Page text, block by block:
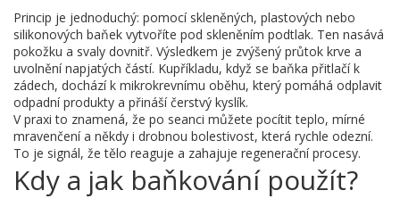
Princip je jednoduchý: pomocí skleněných, plastových nebo
silikonových baňek vytvoříte pod skleněním podtlak. Ten nasává
pokožku a svaly dovnitř. Výsledkem je zvýšený průtok krve a
uvolnění napjatých částí. Kupříkladu, když se baňka přitlačí k
zádech, dochází k mikrokrevnímu oběhu, který pomáhá odplavit
odpadní produkty a přináší čerstvý kyslík.
V praxi to znamená, že po seanci můžete pocítit teplo, mírné
mravenčení a někdy i drobnou bolestivost, která rychle odezní.
To je signál, že tělo reaguje a zahajuje regenerační procesy.
Kdy a jak baňkování použít?